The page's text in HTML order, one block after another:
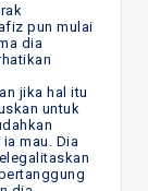
pun mulai
dia
jika hal itu
untuk
mau. Dia